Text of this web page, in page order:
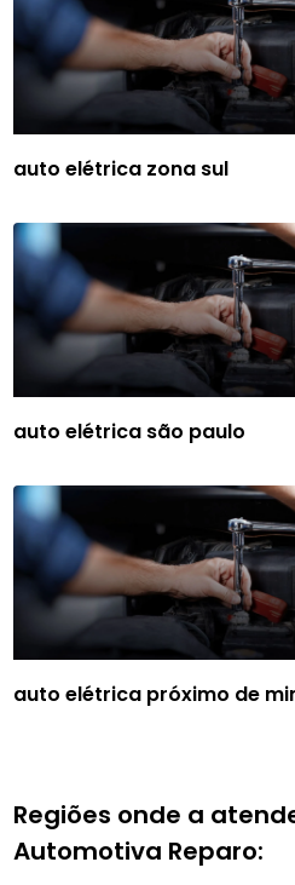
auto elétrica zona sul
auto elétrica são paulo
auto elétrica próximo de
Regiões onde a
Automotiva Reparo: